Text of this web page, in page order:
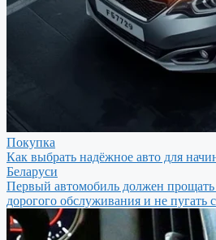
Покупка
Как выбрать надёжное авто для
Беларуси
Первый автомобиль должен
дорогого обслуживания и не